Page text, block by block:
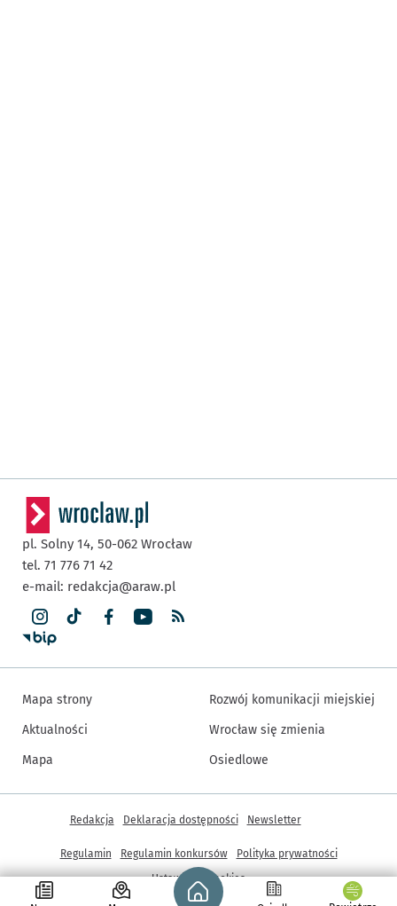
Strona główna - wroclaw.pl
pl. Solny 14, 50-062 Wrocław
tel. 71 776 71 42
e-mail: redakcja@araw.pl
Mapa strony
Aktualności
Mapa
Rozwój komunikacji miejskiej
Wrocław się zmienia
Osiedlowe
Inne informacje
Redakcja Deklaracja dostępności Newsletter
Regulamin Regulamin konkursów
Polityka prywatności
Ustawienia cookies